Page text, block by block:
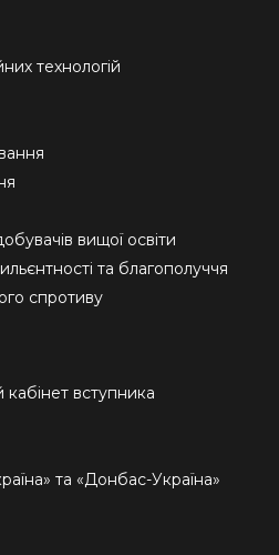
технологій
вищої освіти
та благополуччя
спротиву
вступника
та «Донбас-Україна»